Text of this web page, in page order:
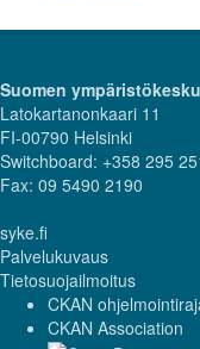
Suomen
Latokartanonkaari 11
FI-00790 Helsinki
Switchboard: +358 295
Fax: 09 5490 2190
syke.fi
Palvelukuvaus
Tietosuojailmoitus
CKAN
CKAN Association